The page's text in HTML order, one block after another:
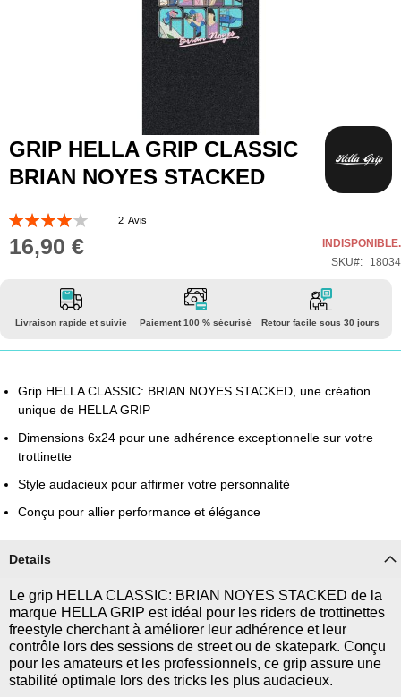
Skip
to
the
the
GRIP HELLA GRIP CLASSIC
BRIAN NOYES STACKED
Évaluation:
80
% of 100
2 Avis
16,90 €
INDISPONIBLE.
SKU
18034
Livraison rapide et suivie Paiement 100 % sécurisé Retour facile sous 30 jours
Grip HELLA CLASSIC: BRIAN NOYES STACKED, une création
unique de HELLA GRIP
Dimensions 6x24 pour une adhérence exceptionnelle sur votre
trottinette
Style audacieux pour affirmer votre personnalité
Conçu pour allier performance et élégance
Details
Le grip HELLA CLASSIC: BRIAN NOYES STACKED de la
marque HELLA GRIP est idéal pour les riders de trottinettes
freestyle cherchant à améliorer leur adhérence et leur
contrôle lors des sessions de street ou de skatepark. Conçu
pour les amateurs et les professionnels, ce grip assure une
stabilité optimale lors des tricks les plus audacieux.